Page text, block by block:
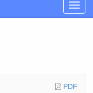
Toggle
PDF